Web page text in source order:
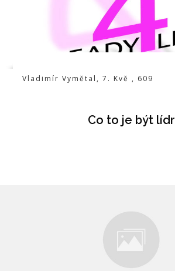
Vladimír Vymětal ,7. Kvě , 609
Co to je být lídr